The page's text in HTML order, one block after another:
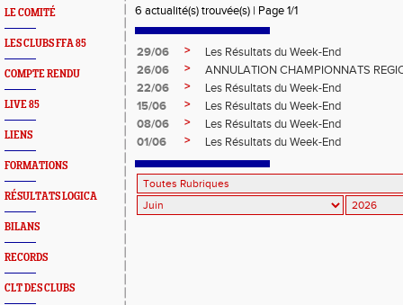
LE COMITÉ
LES CLUBS FFA 85
COMPTE RENDU
LIVE 85
LIENS
FORMATIONS
RÉSULTATS LOGICA
BILANS
RECORDS
CLT DES CLUBS
6 actualité(s) trouvée(s) | Page 1/1
29/06 >
Les Résultats du Week-End
26/06
>
ANNULATION CHAMPIONNATS
22/06
>
Les Résultats du Week-End
15/06
>
Les Résultats du Week-End
08/06
>
Les Résultats du Week-End
01/06
> Les Résultats du Week-End